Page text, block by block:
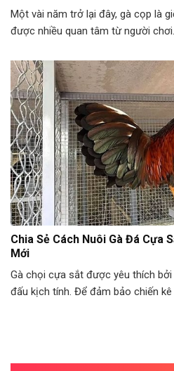
Một vài năm trở lại đây, gà cọp là
được nhiều quan tâm từ người
Chia Sẻ Cách Nuôi Gà Đá Cựa
Mới
Gà chọi cựa sắt được yêu thích
đấu kịch tính. Để đảm bảo chiến